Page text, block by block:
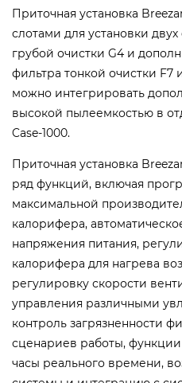
Приточная установка
слотами для установки
грубой очистки G4 и
фильтра тонкой очистки F7
можно интегрировать
высокой пылеемкостью в
Case-1000.
Приточная установка
ряд функций, включая
максимальной
калорифера,
напряжения питания,
калорифера для нагрева
регулировку скорости
управления различными
контроль загрязненности
сценариев работы,
часы реального времени,